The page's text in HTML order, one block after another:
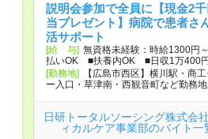
説明会参加で全員に【現金2
当プレゼント】病院で患者さ
活サポート
[給 与] 無資格未経験：時給1300円
払いOK ■扶養内OK ■日収1万400
[勤務地]
【広島市西区】横川駅・商
ー入口・草津南・西観音町など勤務地
日研トータルソーシング株式会
ィカルケア事業部のバイト一